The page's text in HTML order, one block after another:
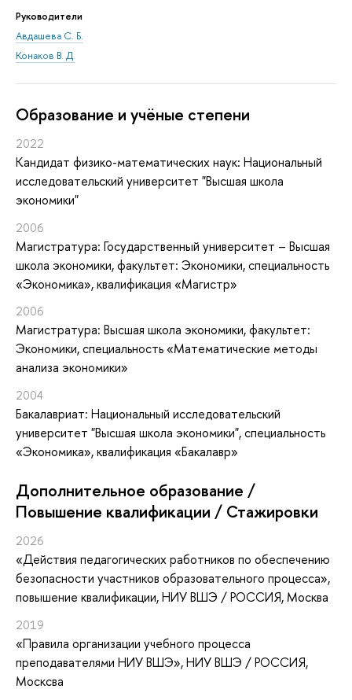
Руководители
Авдашева С. Б.
Конаков В. Д.
Oбразование и учёные степени
2022
Кандидат физико-математических наук: Национальный
исследовательский университет "Высшая школа
экономики"
2006
Магистратура: Государственный университет – Высшая
школа экономики, факультет: Экономики, специальность
«Экономика», квалификация «Магистр»
2006
Магистратура: Высшая школа экономики, факультет:
Экономики, специальность «Математические методы
анализа экономики»
2004
Бакалавриат: Национальный исследовательский
университет "Высшая школа экономики", специальность
«Экономика», квалификация «Бакалавр»
Дополнительное образование /
Повышение квалификации / Стажировки
2026
«Действия педагогических работников по обеспечению
безопасности участников образовательного процесса»,
повышение квалификации, НИУ ВШЭ / РОССИЯ, Москва
2019
«Правила организации учебного процесса
преподавателями НИУ ВШЭ», НИУ ВШЭ / РОССИЯ,
Москсва